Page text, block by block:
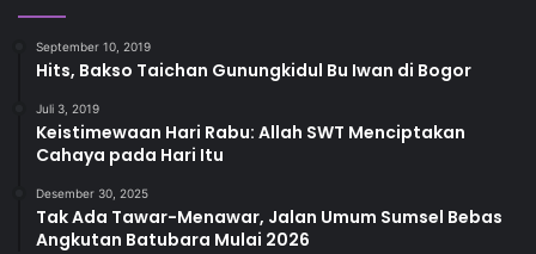
September 10, 2019
Hits, Bakso Taichan Gunungkidul Bu Iwan di Bogor
Juli 3, 2019
Keistimewaan Hari Rabu: Allah SWT Menciptakan
Cahaya pada Hari Itu
Desember 30, 2025
Tak Ada Tawar-Menawar, Jalan Umum Sumsel Bebas
Angkutan Batubara Mulai 2026